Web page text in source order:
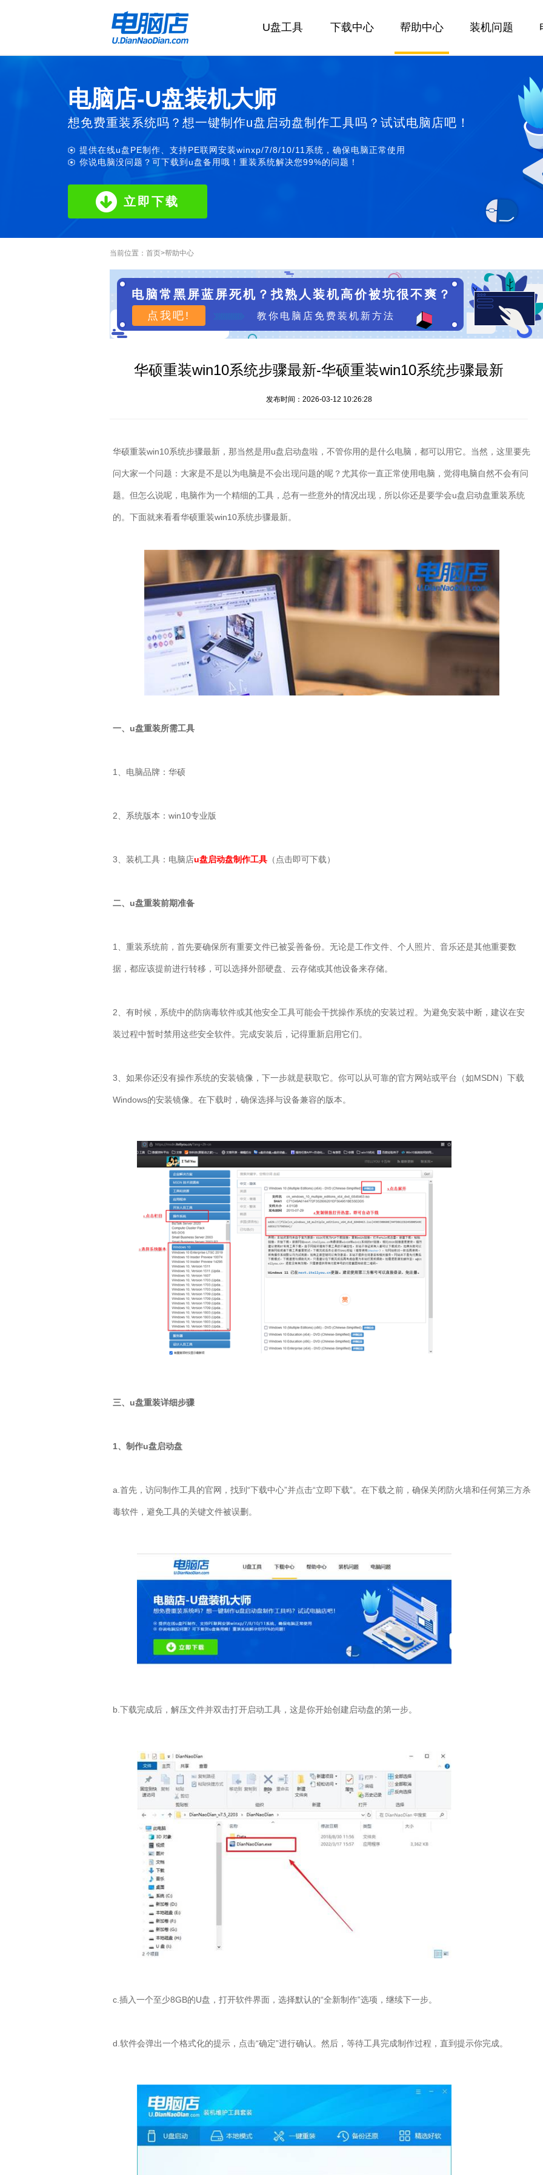
U盘工具 下载中心 帮助中心 装机问题
电脑店-U盘装机大师
想免费重装系统吗？想一键制作u盘启动盘制作工具吗？试试电脑店吧！
提供在线u盘PE制作、支持PE联网安装winxp/7/8/10/11系统，确保电脑正常使用
你说电脑没问题？可下载到u盘备用哦！重装系统解决您99%的问题！
立即下载
当前位置： 首页>帮助中心
电脑常黑屏蓝屏死机？找熟人装机高价被坑很不爽？
点我吧! 教你电脑店免费装机新方法
华硕重装win10系统步骤最新-华硕重装win10系统步骤最新
发布时间：2026-03-12 10:26:28
华硕重装win10系统步骤最新，那当然是用u盘启动盘啦，不管你用的是什么电脑，都可以用它。当然，这里要先
问大家一个问题：大家是不是以为电脑是不会出现问题的呢？尤其你一直正常使用电脑，觉得电脑自然不会有问
题。但怎么说呢，电脑作为一个精细的工具，总有一些意外的情况出现，所以你还是要学会u盘启动盘重装系统
的。下面就来看看华硕重装win10系统步骤最新。
一、 u盘重装所需工具
1、电脑品牌：华硕
2、系统版本： win10专业版
3、装机工具：电脑店u盘启动盘制作工具 （点击即可下载）
二、 u盘重装前期准备
1、重装系统前，首先要确保所有重要文件已被妥善备份。无论是工作文件、个人照片、音乐还是其他重要数
据，都应该提前进行转移，可以选择外部硬盘、云存储或其他设备来存储。
2、有时候，系统中的防病毒软件或其他安全工具可能会干扰操作系统的安装过程。为避免安装中断，建议在安
装过程中暂时禁用这些安全软件。完成安装后，记得重新启用它们。
3、如果你还没有操作系统的安装镜像，下一步就是获取它。你可以从可靠的官方网站或平台（如MSDN）下载
Windows的安装镜像。在下载时，确保选择与设备兼容的版本。
三、 u盘重装详细步骤
1、制作u盘启动盘
a.首先，访问制作工具的官网，找到“下载中心”并点击“立即下载”。在下载之前，确保关闭防火墙和任何第三方杀
毒软件，避免工具的关键文件被误删。
b.下载完成后，解压文件并双击打开启动工具，这是你开始创建启动盘的第一步。
c. 插入一个至少8GB的U盘，打开软件界面，选择默认的“全新制作”选项，继续下一步。
d. 软件会弹出一个格式化的提示，点击“确定”进行确认。然后，等待工具完成制作过程，直到提示你完成。